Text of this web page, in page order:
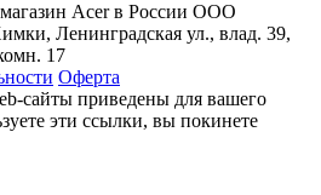
Acer в России ООО
Ленинградская ул., влад. 39,
17
Оферта
сайты приведены для вашего
эти ссылки, вы покинете